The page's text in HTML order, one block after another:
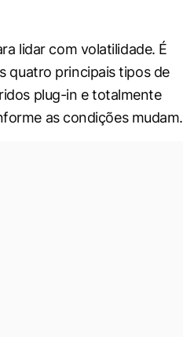
lidar com volatilidade. É
quatro principais tipos de
plug-in e totalmente
as condições mudam.